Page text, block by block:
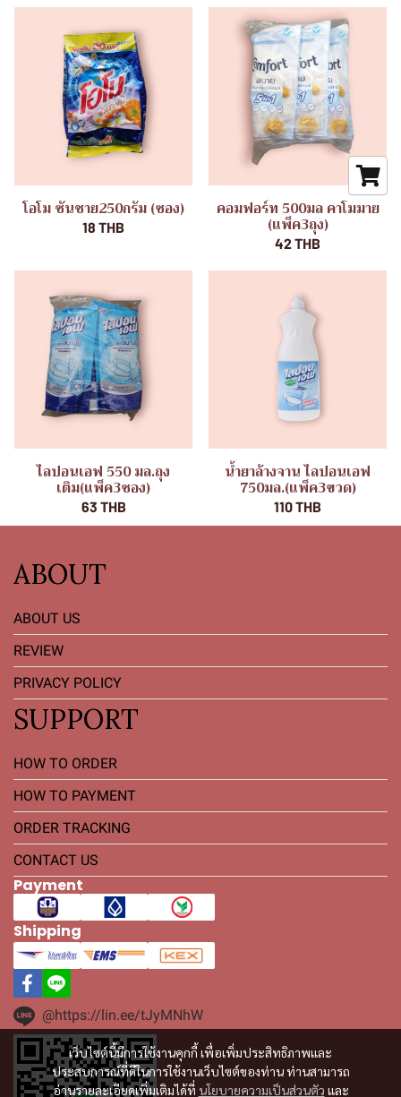
โอโม ซันชาย250กรัม (ซอง)
18 THB
คอมฟอร์ท 500มล คาโมมาย
(แพ็ค3ถุง)
42 THB
ไลปอนเอฟ 550 มล.ถุง
เติม(แพ็ค3ซอง)
63 THB
น้ำยาล้างจาน ไลปอนเอฟ
750มล.(แพ็ค3ขวด)
110 THB
เว็บไซต์นี้มีการใช้งานคุกกี้ เพื่อเพิ่มประสิทธิภาพและ
ประสบการณ์ที่ดีในการใช้งานเว็บไซต์ของท่าน ท่านสามารถ
อ่านรายละเอียดเพิ่มเติมได้ที่ นโยบายความเป็นส่วนตัว และ
ABOUT
ABOUT US
REVIEW
PRIVACY POLICY
SUPPORT
HOW TO ORDER
HOW TO PAYMENT
ORDER TRACKING
CONTACT US
Payment
Shipping
@https://lin.ee/tJyMNhW